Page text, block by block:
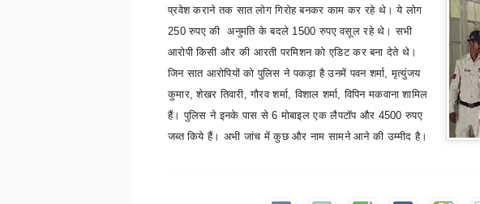
प्रवेश कराने तक सात लोग गिरोह बनकर काम कर रहे थे। ये लोग
250रुपए की अनुमति के बदले 1500रुपए वसूल रहे थे। सभी
आरोपी किसी और की आरती परमिशन को एडिट कर बना देते थे।
जिन सात आरोपियों को पुलिस ने पकड़ा है उनमें पवन शर्मा ,मृत्युंजय
कुमार,शेखर तिवारी ,गौरव शर्मा,विशाल शर्मा ,विपिन मकवाना शामिल
हैं। पुलिस ने इनके पास से6मोबाइल एक लैपटॉप और 4500रुपए
जब्त किये हैं। अभी जांच में कुछ और नाम सामने आने की उम्मीद है।